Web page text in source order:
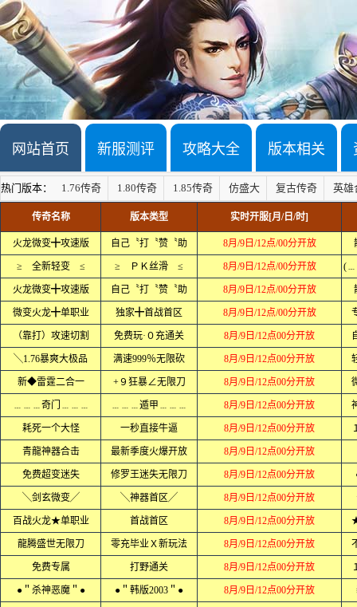
网站首页 新服测评 攻略大全 版本相关
热门版本： 1.76传奇 1.80传奇 1.85传奇 仿盛大 复古传奇 英雄
传奇名称 版本类型 实时开服[月/日/时]
火龙微变╋攻速版 自己〝打〝赞〝助 8月/9日/12点/00分开放
≥ 全新轻变 ≤ ≥ ＰＫ丝滑 ≤ 8月/9日/12点/00分开放
火龙微变╋攻速版 自己〝打〝赞〝助 8月/9日/12点/00分开放
微变火龙╋单职业 独家╋首战首区 8月/9日/12点/00分开放
（靠打）攻速切割 免费玩·０充通关 8月/9日/12点00分开放
╲1.76暴爽大极品 满速999％无限砍 8月/9日/12点00分开放
新◆雷霆二合一 +９狂暴∠无限刀 8月/9日/12点00分开放
﹍﹍﹍奇门﹍﹍﹍ ﹍﹍﹍遁甲﹍﹍﹍ 8月/9日/12点00分开放
耗死一个大怪 一秒直接牛逼 8月/9日/12点00分开放
青龍神器合击 最新季度火爆开放 8月/9日/12点00分开放
免费超变迷失 修罗王迷失无限刀 8月/9日/12点00分开放
╲剑玄微变╱ ╲神器首区╱ 8月/9日/12点00分开放
百战火龙★单职业 首战首区 8月/9日/12点00分开放
龍腾盛世无限刀 零充毕业Ｘ新玩法 8月/9日/12点00分开放
免费专属 打野通关 8月/9日/12点00分开放
●＂杀神恶魔＂● ●＂韩版2003＂● 8月/9日/12点00分开放